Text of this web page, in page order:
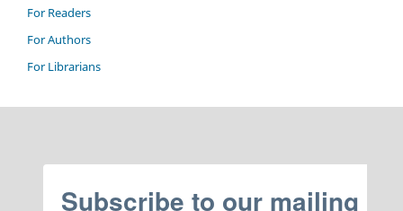
For Readers
For Authors
For Librarians